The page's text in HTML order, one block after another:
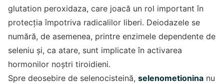
glutation peroxidaza, care joacă un rol important în
protecția împotriva radicalilor liberi. Deiodazele se
numără, de asemenea, printre enzimele dependente de
seleniu și, ca atare, sunt implicate în activarea
hormonilor noștri tiroidieni.
Spre deosebire de selenocisteină, selenometionina nu